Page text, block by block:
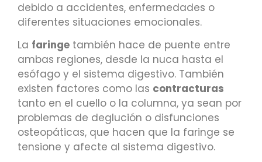
debido a accidentes, enfermedades o
diferentes situaciones emocionales.
La faringe también hace de puente entre
ambas regiones, desde la nuca hasta el
esófago y el sistema digestivo. También
existen factores como las contracturas
tanto en el cuello o la columna, ya sean por
problemas de deglución o disfunciones
osteopáticas, que hacen que la faringe se
tensione y afecte al sistema digestivo.